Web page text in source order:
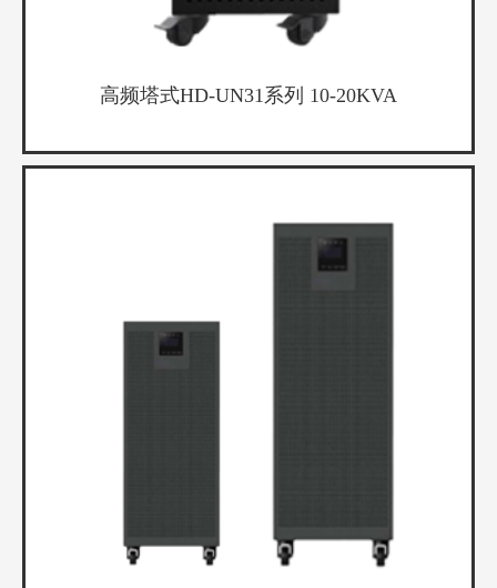
高频塔式HD-UN31系列 10-20KVA